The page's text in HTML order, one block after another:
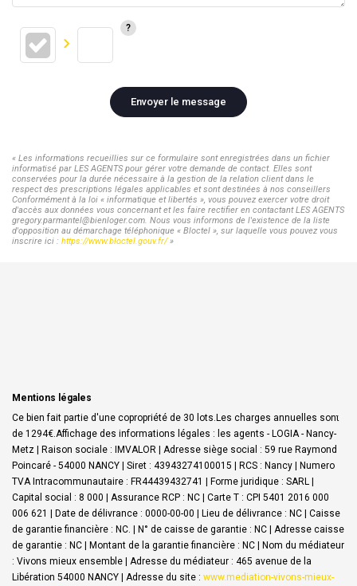
Envoyer le message
« Les informations recueillies sur ce formulaire sont enregistrées dans un fichier
informatisé par LES AGENTS pour gérer votre demande de contact. Elles sont
conservées pour la durée nécessaire à la gestion de la relation client dans le
respect des prescriptions légales applicables et sont destinées à nos conseillers
Conformément à la loi « informatique et libertés », vous pouvez exercer votre droit
d'accès aux données vous concernant et les faire rectifier en contactant LES AGENTS
gregory.parmantel@bienloger.com. Nous vous informons de l'existence de la liste
d'opposition au démarchage téléphonique « Bloctel », sur laquelle vous pouvez vous
inscrire ici : https://www.bloctel.gouv.fr/»
Mentions légales
Ce bien fait partie d'une copropriété de 30 lots.Les charges annuelles sont
de 1294€. Affichage des informations légales : les agents - LOGIA - Nancy-
Metz | Raison sociale : IMVALOR | Adresse siège social : 59 rue Raymond
Poincaré - 54000 NANCY | Siret : 43943274100015 | RCS : Nancy | Numero
TVA Intracommunautaire : FR44439432741 | Forme juridique : SARL |
Capital social : 8 000 | Assurance RCP : NC | Carte T : CPI 5401 2016 000
006 621 | Date de délivrance : 0000-00-00 | Lieu de délivrance : NC | Caisse
de garantie financière : NC. | N° de caisse de garantie : NC | Adresse caisse
de garantie : NC | Montant de la garantie financière : NC | Nom du médiateur
: Vivons mieux ensemble | Adresse du médiateur : 465 avenue de la
Libération 54000 NANCY | Adresse du site : www.mediation-vivons-mieux-